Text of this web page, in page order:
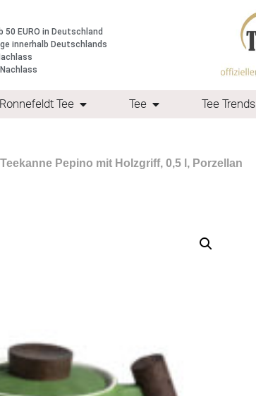
50 EURO in Deutschland
innerhalb Deutschlands
Ronnefeldt Tee Tee Tee Trends
Pepino mit Holzgriff, 0,5 l, Porzellan